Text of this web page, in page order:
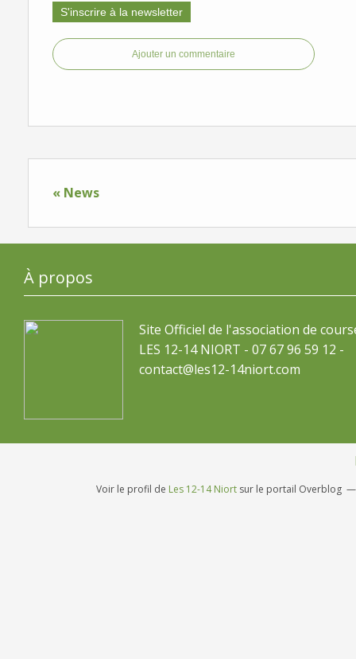
S'inscrire à la newsletter
Ajouter un commentaire
« News
À propos
Site Officiel de l'association de
LES 12-14 NIORT - 07 67 96 59 12 -
contact@les12-14niort.com
Voir le profil de Les 12-14 Niort sur le portail Overblog